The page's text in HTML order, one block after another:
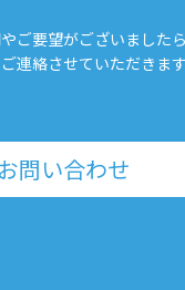
ご要望がございました
連絡させていただきます
お問い合わせ